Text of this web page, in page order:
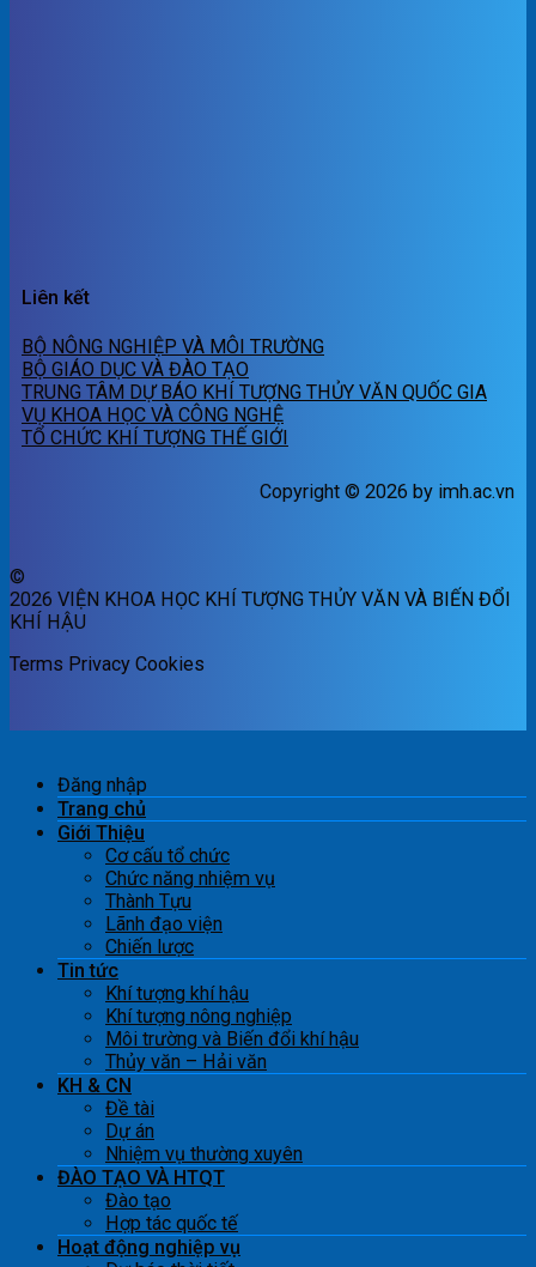
Liên kết
BỘ NÔNG NGHIỆP VÀ MÔI TRƯỜNG
BỘ GIÁO DỤC VÀ ĐÀO TẠO
TRUNG TÂM DỰ BÁO KHÍ TƯỢNG THỦY VĂN QUỐC GIA
VỤ KHOA HỌC VÀ CÔNG NGHỆ
TỔ CHỨC KHÍ TƯỢNG THẾ GIỚI
Copyright © 2026 by imh.ac.vn
©
2026 VIỆN KHOA HỌC KHÍ TƯỢNG THỦY VĂN VÀ BIẾN ĐỔI
KHÍ HẬU
Terms Privacy Cookies
Đăng nhập
Trang chủ
Giới Thiệu
Cơ cấu tổ chức
Chức năng nhiệm vụ
Thành Tựu
Lãnh đạo viện
Chiến lược
Tin tức
Khí tượng khí hậu
Khí tượng nông nghiệp
Môi trường và Biến đổi khí hậu
Thủy văn – Hải văn
KH & CN
Đề tài
Dự án
Nhiệm vụ thường xuyên
ĐÀO TẠO VÀ HTQT
Đào tạo
Hợp tác quốc tế
Hoạt động nghiệp vụ